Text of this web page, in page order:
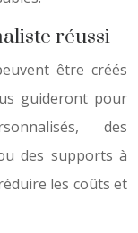
réussi
être créés
guideront pour
des
des supports à
les coûts et